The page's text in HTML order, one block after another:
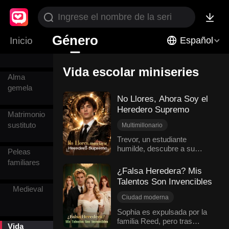
Inicio Género Español
adolescente
Kung Fu
Alma
gemela
Matrimonio
sustituto
Peleas
familiares
Medieval
Vida
Vida escolar miniseries
No Llores, Ahora Soy el
Heredero Supremo
Multimillonario
Cambio de destino
Vida escolar
Ciudad moderna
Trevor, un estudiante
humilde, descubre a su
con Dennis y sufre una gran
humillación pública. En su
peor momento, su padre lo
llama para revelarle que es
multimillonaria. Con cien
millones en su cuenta,
¿Falsa Heredera? Mis
Talentos Son Invencibles
Ciudad moderna
Peleas familiares
Identidades ocultas
Sophia es expulsada por la
familia Reed, pero tras